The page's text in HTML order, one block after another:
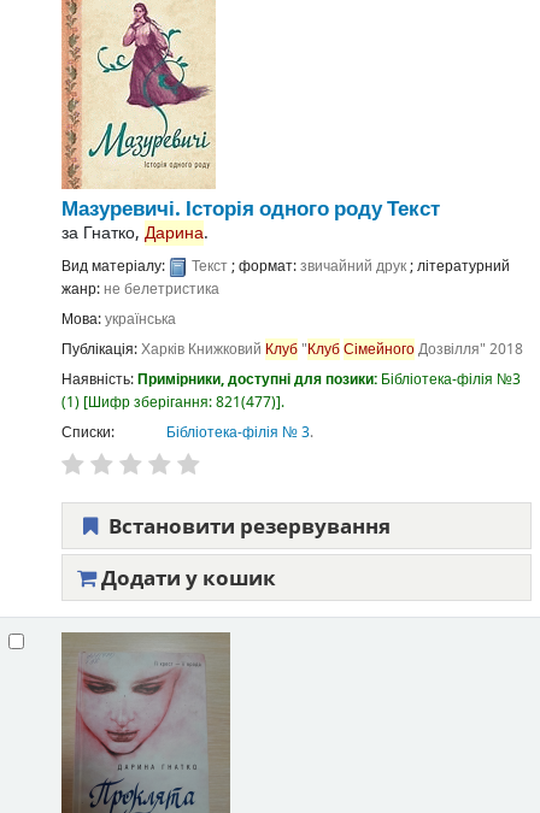
Мазуревичі. Історія одного родуТекст
за Гнатко, Дарина.
Вид матеріалу: Текст; формат:звичайний друк; літературний
жанр:не белетристика
Мова:українська
Публікація:Харків Книжковий Клуб"КлубСімейногоДозвілля" 2018
Наявність:Примірники, доступні для позики: Бібліотека-філія №3
(1) Шифр зберігання:821(477) .
Списки:
Бібліотека-філія № 3.
Встановити резервування
Додати у кошик